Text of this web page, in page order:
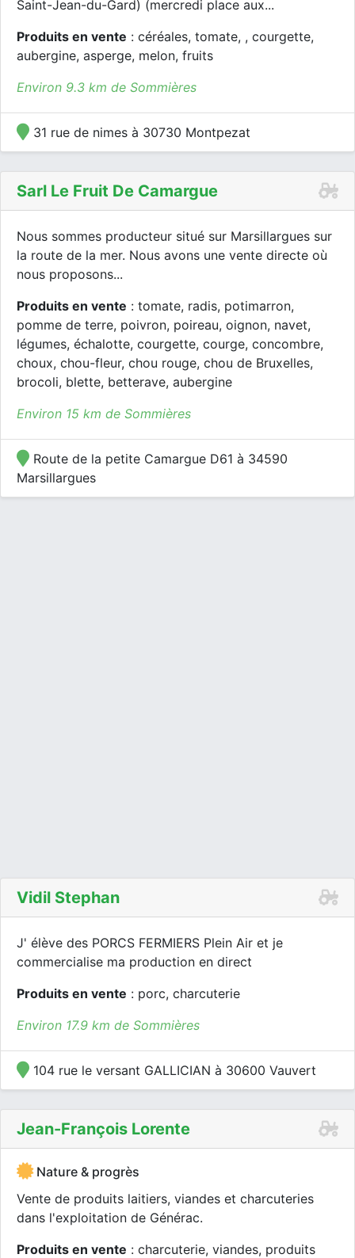
Saint-Jean-du-Gard) (mercredi place aux...
Produits en vente : céréales, tomate, , courgette,
aubergine, asperge, melon, fruits
Environ 9.3 km de Sommières
31 rue de nimes à 30730 Montpezat
Sarl Le Fruit De Camargue
Nous sommes producteur situé sur Marsillargues sur
la route de la mer. Nous avons une vente directe où
nous proposons...
Produits en vente : tomate, radis, potimarron,
pomme de terre, poivron, poireau, oignon, navet,
légumes, échalotte, courgette, courge, concombre,
choux, chou-fleur, chou rouge, chou de Bruxelles,
brocoli, blette, betterave, aubergine
Environ 15 km de Sommières
Route de la petite Camargue D61 à 34590
Marsillargues
Vidil Stephan
J' élève des PORCS FERMIERS Plein Air et je
commercialise ma production en direct
Produits en vente : porc, charcuterie
Environ 17.9 km de Sommières
104 rue le versant GALLICIAN à 30600 Vauvert
Jean-François Lorente
Nature & progrès
Vente de produits laitiers, viandes et charcuteries
dans l'exploitation de Générac.
Produits en vente : charcuterie, viandes, produits